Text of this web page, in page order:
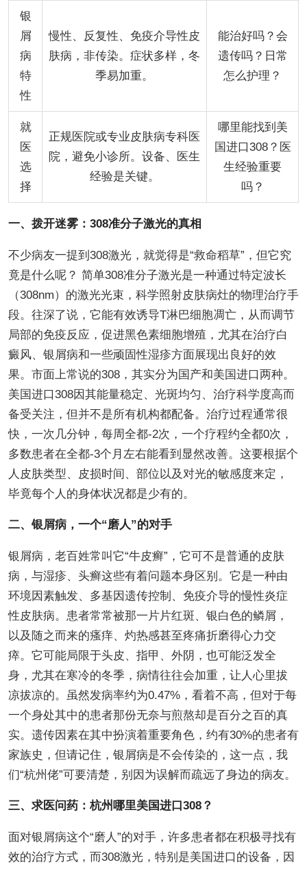
银
屑
病
特
性
慢性、反复性、免疫介导性皮
肤病，非传染。症状多样，冬
季易加重。
能治好吗？会
遗传吗？日常
怎么护理？
就
医
选
择
正规医院或专业皮肤病专科医
院，避免小诊所。设备、医生
经验是关键。
哪里能找到美
国进口308？医
生经验重要
吗？
一、拨开迷雾：308准分子激光的真相
不少病友一提到308激光，就觉得是“救命稻草”，但它究
竟是什么呢？ 简单308准分子激光是一种通过特定波长
（308nm）的激光光束，科学照射皮肤病灶的物理治疗手
段。往深了说，它能有效诱导T淋巴细胞凋亡，从而调节
局部的免疫反应，促进黑色素细胞增殖，尤其在治疗白
癜风、银屑病和一些顽固性湿疹方面展现出良好的效
果。市面上常说的308，其实分为国产和美国进口两种。
美国进口308因其能量稳定、光斑均匀、治疗科学度高而
备受关注，但并不是所有机构都配备。治疗过程通常很
快，一次几分钟，每周全都-2次，一个疗程约全都0次，
多数患者在全都-3个月左右能看到显然改善。这要根据个
人皮肤类型、皮损时间、部位以及对光的敏感度来定，
毕竟每个人的身体状况都是少有的。
二、银屑病，一个“磨人”的对手
银屑病，老百姓常叫它“牛皮癣”，它可不是普通的皮肤
病，与湿疹、头癣这些有着问题本身区别。它是一种由
环境因素触发、多基因遗传控制、免疫介导的慢性炎症
性皮肤病。患者常常被那一片片红斑、银白色的鳞屑，
以及随之而来的瘙痒、灼热感甚至疼痛折磨得心力交
瘁。它可能局限于头皮、指甲、外阴，也可能泛发全
身，尤其在寒冷的冬季，病情往往会加重，让人心里拔
凉拔凉的。虽然发病率约为0.47%，看着不高，但对于每
一个身处其中的患者那份无奈与煎熬却是百分之百的真
实。遗传因素在其中扮演着重要角色，约有30%的患者有
家族史，但请记住，银屑病是不会传染的，这一点，我
们“杭州佬”可要清楚，别因为误解而疏远了身边的病友。
三、求医问药：杭州哪里美国进口308？
面对银屑病这个“磨人”的对手，许多患者都在积极寻找有
效的治疗方式，而308激光，特别是美国进口的设备，因